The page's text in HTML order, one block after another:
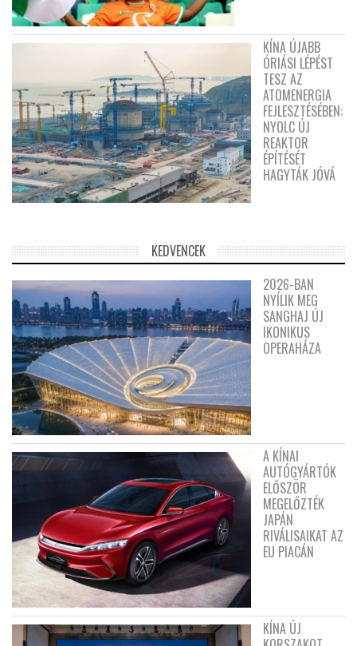
KÍNA ÚJABB
ÓRIÁSI LÉPÉST
TESZ AZ
ATOMENERGIA
FEJLESZTÉSÉBEN:
NYOLC ÚJ
REAKTOR
ÉPÍTÉSÉT
HAGYTÁK JÓVÁ
KEDVENCEK
2026-BAN
NYÍLIK MEG
SANGHAJ ÚJ
IKONIKUS
OPERAHÁZA
A KÍNAI
AUTÓGYÁRTÓK
ELŐSZÖR
MEGELŐZTÉK
JAPÁN
RIVÁLISAIKAT AZ
EU PIACÁN
KÍNA ÚJ